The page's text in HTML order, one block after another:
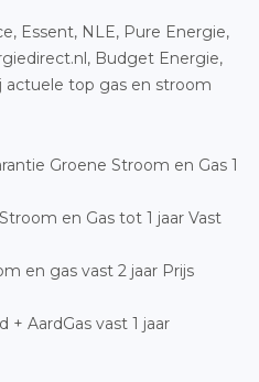
Essent, NLE, Pure Energie,
Budget Energie,
actuele top gas en stroom
Groene Stroom en Gas 1
en Gas tot 1 jaar Vast
en gas vast 2 jaar Prijs
+ AardGas vast 1 jaar